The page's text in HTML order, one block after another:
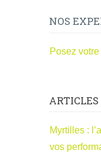
NOS
Posez
Myrtilles :
vos